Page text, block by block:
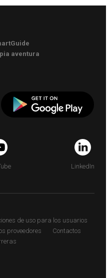
aventura
LinkedIn
de uso para los usuarios
proveedores
Contactos